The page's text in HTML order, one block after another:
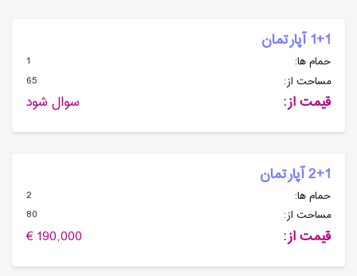
1+1 آپارتمان
حمام ها:
1
مساحت از:
65
قیمت از: سوال شود
2+1 آپارتمان
حمام ها:
2
مساحت از:
80
قیمت از: 190,000 €